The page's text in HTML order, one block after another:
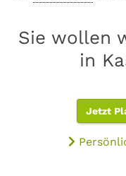
Sie wollen
in
Jetzt